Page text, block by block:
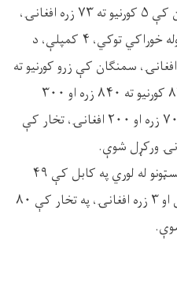
همکارو بنسټونو له لوري په جوزجان کې ۵ کورنیو ته ۷۳ زره افغانۍ،
په ننګرهار کې ۳۳۹ کورنیو ته ۵ ډوله خوراکي توکي، ۴ کمپلې، د
پخلنځي وسایل، ۴۰۸ زره او ۴۸۰ افغانۍ، سمنګان کې زرو کورنیو ته
۵ ډوله خوراکي توکي، بغلان کې ۸۷ کورنیو ته ۸۴۰ زره او ۳۰۰
افغانۍ، سرپل کې ۶۱ کورنیو ته ۷۰۹ زره او ۲۰۰ افغانۍ، تخار کې
همدارنګه د یاد وزارت د همکارو بنسټونو له لوري په کابل کې ۴۹
کسانو ته د خیاطۍ ۱۰ ډوله وسایل او ‍۳ زره افغانۍ، په تخار کې ۸۰